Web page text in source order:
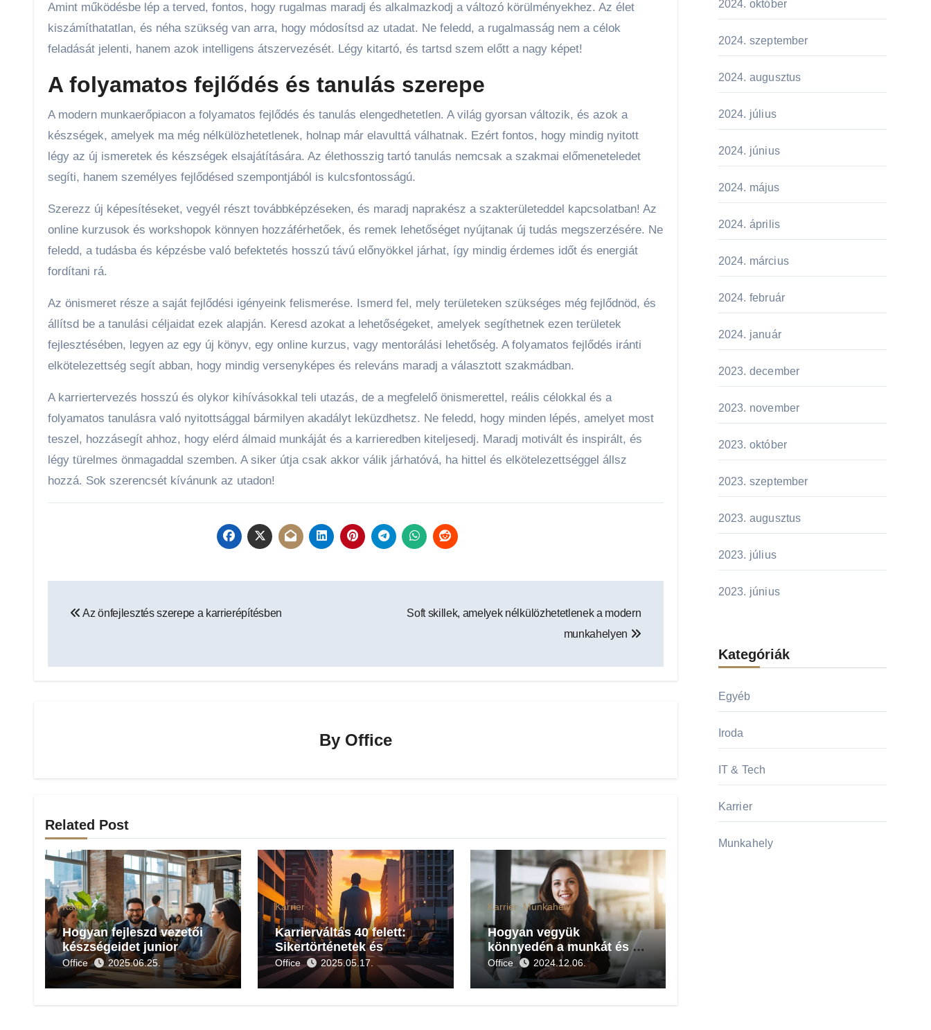
Amint működésbe lép a terved, fontos, hogy rugalmas maradj és alkalmazkodj a változó körülményekhez. Az élet
kiszámíthatatlan, és néha szükség van arra, hogy módosítsd az utadat. Ne feledd, a rugalmasság nem a célok
feladását jelenti, hanem azok intelligens átszervezését. Légy kitartó, és tartsd szem előtt a nagy képet!
A folyamatos fejlődés és tanulás szerepe
A modern munkaerőpiacon a folyamatos fejlődés és tanulás elengedhetetlen. A világ gyorsan változik, és azok a
készségek, amelyek ma még nélkülözhetetlenek, holnap már elavulttá válhatnak. Ezért fontos, hogy mindig nyitott
légy az új ismeretek és készségek elsajátítására. Az élethosszig tartó tanulás nemcsak a szakmai előmeneteledet
segíti, hanem személyes fejlődésed szempontjából is kulcsfontosságú.
Szerezz új képesítéseket, vegyél részt továbbképzéseken, és maradj naprakész a szakterületeddel kapcsolatban! Az
online kurzusok és workshopok könnyen hozzáférhetőek, és remek lehetőséget nyújtanak új tudás megszerzésére. Ne
feledd, a tudásba és képzésbe való befektetés hosszú távú előnyökkel járhat, így mindig érdemes időt és energiát
fordítani rá.
Az önismeret része a saját fejlődési igényeink felismerése. Ismerd fel, mely területeken szükséges még fejlődnöd, és
állítsd be a tanulási céljaidat ezek alapján. Keresd azokat a lehetőségeket, amelyek segíthetnek ezen területek
fejlesztésében, legyen az egy új könyv, egy online kurzus, vagy mentorálási lehetőség. A folyamatos fejlődés iránti
elkötelezettség segít abban, hogy mindig versenyképes és releváns maradj a választott szakmádban.
A karriertervezés hosszú és olykor kihívásokkal teli utazás, de a megfelelő önismerettel, reális célokkal és a
folyamatos tanulásra való nyitottsággal bármilyen akadályt leküzdhetsz. Ne feledd, hogy minden lépés, amelyet most
teszel, hozzásegít ahhoz, hogy elérd álmaid munkáját és a karrieredben kiteljesedj. Maradj motivált és inspirált, és
légy türelmes önmagaddal szemben. A siker útja csak akkor válik járhatóvá, ha hittel és elkötelezettséggel állsz
hozzá. Sok szerencsét kívánunk az utadon!
navigáció
Az önfejlesztés szerepe a karrierépítésben
Soft skillek, amelyek nélkülözhetetlenek a modern
munkahelyen
By Office
Related Post
Karrier
Hogyan fejleszd vezetői
készségeidet junior
pozícióban is?
Office 2025.06.25.
Karrier
Karrierváltás 40 felett:
Sikertörténetek és
gyakorlati tanácsok
Office 2025.05.17.
Karrier Munkahely
Hogyan vegyük
könnyedén a munkát és a
karriert?
Office 2024.12.06.
2024. október
2024. szeptember
2024. augusztus
2024. július
2024. június
2024. május
2024. április
2024. március
2024. február
2024. január
2023. december
2023. november
2023. október
2023. szeptember
2023. augusztus
2023. július
2023. június
Kategóriák
Egyéb
Iroda
IT & Tech
Karrier
Munkahely